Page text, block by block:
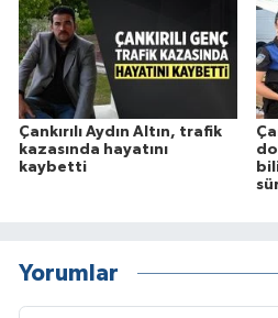
Çankırılı Aydın Altın, trafik
kazasında hayatını
kaybetti
Yorumlar